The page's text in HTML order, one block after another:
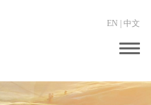
EN 中文